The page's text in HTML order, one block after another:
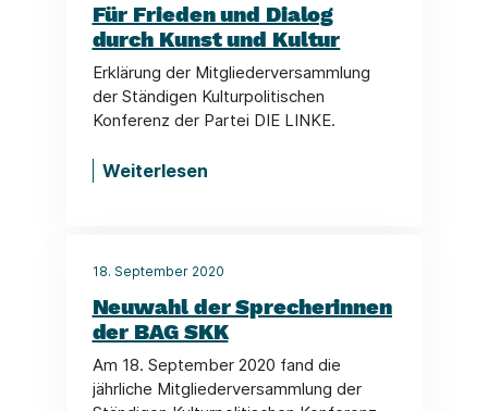
Für Frieden und Dialog
durch Kunst und Kultur
Erklärung der Mitgliederversammlung
der Ständigen Kulturpolitischen
Konferenz der Partei DIE LINKE.
Weiterlesen
18. September 2020
Neuwahl der Sprecherinnen
der BAG SKK
Am 18. September 2020 fand die
jährliche Mitgliederversammlung der